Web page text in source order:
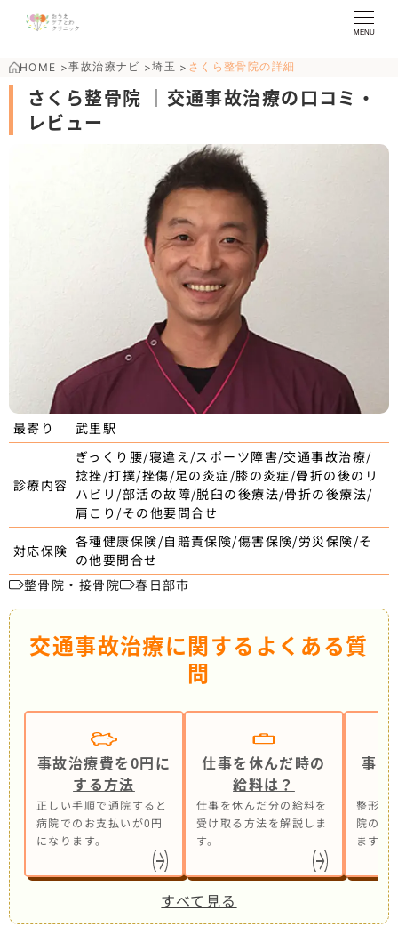
MENU
HOME >事故治療ナビ >埼玉 > さくら整骨院の詳細
さくら整骨院 ｜交通事故治療の口コミ・
レビュー
最寄り 武里駅
診療内容
ぎっくり腰/寝違え/スポーツ障害/交通事故治療/
捻挫/打撲/挫傷/足の炎症/膝の炎症/骨折の後のリ
ハビリ/部活の故障/脱臼の後療法/骨折の後療法/
肩こり/その他要問合せ
対応保険
各種健康保険/自賠責保険/傷害保険/労災保険/そ
の他要問合せ
整骨院・接骨院
春日部市
交通事故治療に関するよくある質
問
事故治療費を0円に
する方法
正しい手順で通院すると
病院でのお支払いが0円
になります。
仕事を休んだ時の
給料は？
仕事を休んだ分の給料を
受け取る方法を解説しま
す。
事故
整形外
院の併
ます。
すべて見る